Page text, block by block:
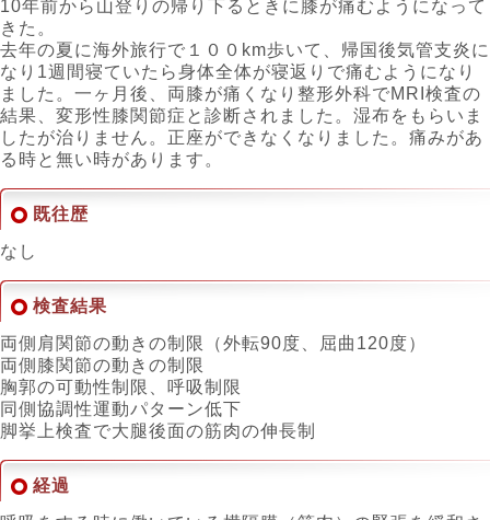
10年前から山登りの帰り下るときに膝が痛むようになって
きた。
去年の夏に海外旅行で１００km歩いて、帰国後気管支炎に
なり1週間寝ていたら身体全体が寝返りで痛むようになり
ました。一ヶ月後、両膝が痛くなり整形外科でMRI検査の
結果、変形性膝関節症と診断されました。湿布をもらいま
したが治りません。正座ができなくなりました。痛みがあ
る時と無い時があります。
既往歴
なし
検査結果
両側肩関節の動きの制限（外転90度、屈曲120度）
両側膝関節の動きの制限
胸郭の可動性制限、呼吸制限
同側協調性運動パターン低下
脚挙上検査で大腿後面の筋肉の伸長制
経過